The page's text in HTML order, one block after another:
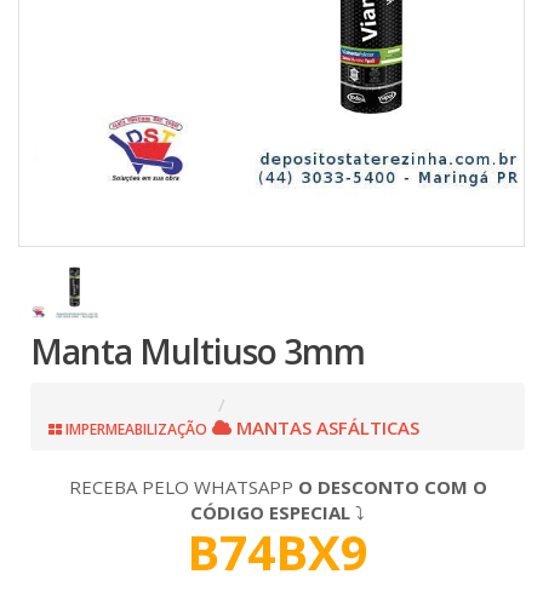
Manta Multiuso 3mm
IMPERMEABILIZAÇÃO MANTAS ASFÁLTICAS
RECEBA PELO WHATSAPP O DESCONTO COM O
CÓDIGO ESPECIAL ⤵
B74BX9